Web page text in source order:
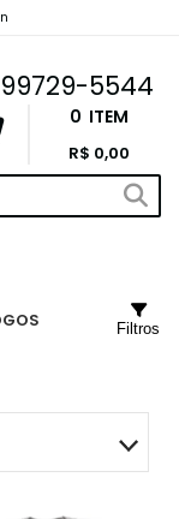
5544
0 ITEM
R$ 0,00
Filtros